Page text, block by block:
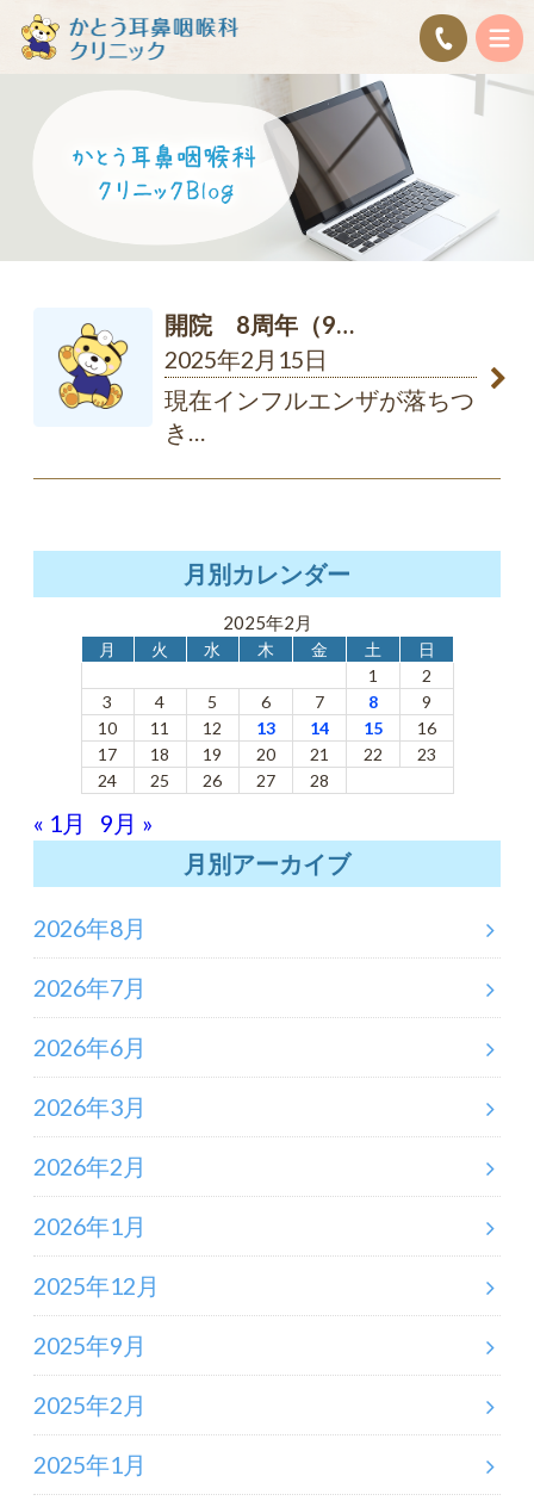
開院 8周年（9…
2025年2月15日
現在インフルエンザが落ちつ
き …
月別カレンダー
2025年2月
月 火 水 木 金 土
日
1
2
3
4 5 6 7 8
9
10
11 12 13 14 15
16
17
18 19 20 21 22
23
24
25 26 27 28
« 1月
9月 »
月別アーカイブ
2026年8月
2026年7月
2026年6月
2026年3月
2026年2月
2026年1月
2025年12月
2025年9月
2025年2月
2025年1月